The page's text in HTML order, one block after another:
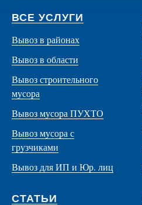
ВСЕ УСЛУГИ
Вывоз в районах
Вывоз в области
Вывоз строительного
мусора
Вывоз мусора ПУХТО
Вывоз мусора с
грузчиками
Вывоз для ИП и Юр. лиц
СТАТЬИ